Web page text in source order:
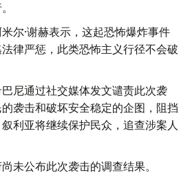
尔·谢赫表示，这起恐怖爆炸事件
律严惩，此类恐怖主义行径不会破
尼通过社交媒体发文谴责此次袭
袭击和破坏安全稳定的企图，阻挡
利亚将继续保护民众，追查涉案人
未公布此次袭击的调查结果。